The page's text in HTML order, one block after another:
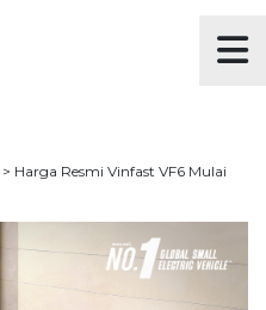
> Harga Resmi Vinfast VF6 Mulai